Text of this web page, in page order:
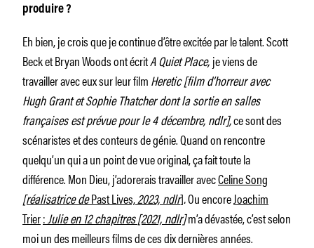
produire ?
Eh bien, je crois que je continue d’être excitée par le talent. Scott
Beck et Bryan Woods ont écritA Quiet Place,je viens de
travailler avec eux sur leur filmHeretic [film d’horreur avec
Hugh Grant et Sophie Thatcher dont la sortie en salles
françaises est prévue pour le 4 décembre, ndlr],ce sont des
scénaristes et des conteurs de génie. Quand on rencontre
quelqu’un qui a un point de vue original, ça fait toute la
différence. Mon Dieu, j’adorerais travailler avecCeline Song
[réalisatrice dePast Lives,2023, ndlr].Ou encoreJoachim
Trier:Julie en 12 chapitres[2021, ndlr]m’a dévastée, c’est selon
moi un des meilleurs films de ces dix dernières années.